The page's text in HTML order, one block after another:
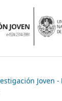
Joven -